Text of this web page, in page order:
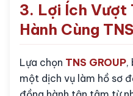
3. Lợi Ích Vượt
Hành Cùng
Lựa chọn TNS GROUP,
một dịch vụ làm hồ sơ